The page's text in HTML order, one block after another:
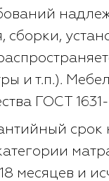
и т.п.).
ГОСТ
срок
месяцев и